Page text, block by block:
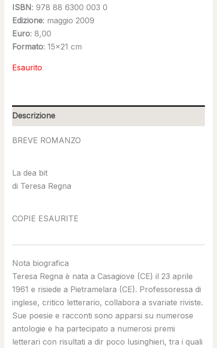
ISBN: 978 88 6300 003 0
Edizione: maggio 2009
Euro: 8,00
Formato: 15×21 cm
Esaurito
Descrizione
BREVE ROMANZO
La dea bit
di Teresa Regna
COPIE ESAURITE
Nota biografica
Teresa Regna è nata a Casagiove (CE) il 23 aprile
1961 e risiede a Pietramelara (CE). Professoressa di
inglese, critico letterario, collabora a svariate riviste.
Sue poesie e racconti sono apparsi su numerose
antologie e ha partecipato a numerosi premi
letterari con risultati a dir poco lusinghieri, tra i quali